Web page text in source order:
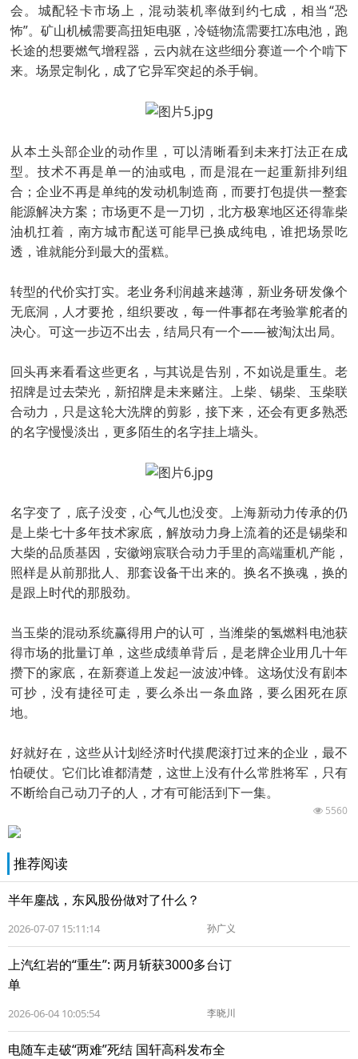
会。城配轻卡市场上，混动装机率做到约七成，相当“恐
怖”。矿山机械需要高扭矩电驱，冷链物流需要扛冻电池，跑
长途的想要燃气增程器，云内就在这些细分赛道一个个啃下
来。场景定制化，成了它异军突起的杀手锏。
从本土头部企业的动作里，可以清晰看到未来打法正在成
型。技术不再是单一的油或电，而是混在一起重新排列组
合；企业不再是单纯的发动机制造商，而要打包提供一整套
能源解决方案；市场更不是一刀切，北方极寒地区还得靠柴
油机扛着，南方城市配送可能早已换成纯电，谁把场景吃
透，谁就能分到最大的蛋糕。
转型的代价实打实。老业务利润越来越薄，新业务研发像个
无底洞，人才要抢，组织要改，每一件事都在考验掌舵者的
决心。可这一步迈不出去，结局只有一个——被淘汰出局。
回头再来看看这些更名，与其说是告别，不如说是重生。老
招牌是过去荣光，新招牌是未来赌注。上柴、锡柴、玉柴联
合动力，只是这轮大洗牌的剪影，接下来，还会有更多熟悉
的名字慢慢淡出，更多陌生的名字挂上墙头。
名字变了，底子没变，心气儿也没变。上海新动力传承的仍
是上柴七十多年技术家底，解放动力身上流着的还是锡柴和
大柴的品质基因，安徽翊宸联合动力手里的高端重机产能，
照样是从前那批人、那套设备干出来的。换名不换魂，换的
是跟上时代的那股劲。
当玉柴的混动系统赢得用户的认可，当潍柴的氢燃料电池获
得市场的批量订单，这些成绩单背后，是老牌企业用几十年
攒下的家底，在新赛道上发起一波波冲锋。这场仗没有剧本
可抄，没有捷径可走，要么杀出一条血路，要么困死在原
地。
好就好在，这些从计划经济时代摸爬滚打过来的企业，最不
怕硬仗。它们比谁都清楚，这世上没有什么常胜将军，只有
不断给自己动刀子的人，才有可能活到下一集。
5560
推荐阅读
半年鏖战，东风股份做对了什么？
2026-07-07 15:11:14 孙广义
上汽红岩的“重生”: 两月斩获3000多台订
单
2026-06-04 10:05:54 李晓川
电随车走破“两难”死结 国轩高科发布全